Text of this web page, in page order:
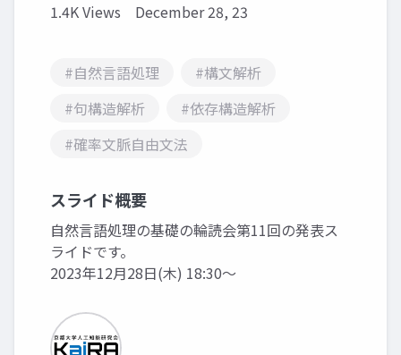
1.4K Views December 28, 23
#自然言語処理
#構文解析
#句構造解析
#依存構造解析
#確率文脈自由文法
スライド概要
自然言語処理の基礎の輪読会第11回の発表ス
ライドです。
2023年12月28日(木) 18:30～